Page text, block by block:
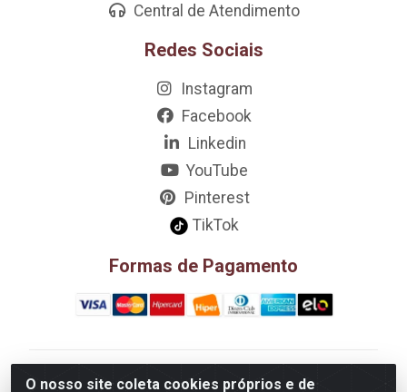
O nosso site coleta cookies próprios e de
Central de Atendimento
Redes Sociais
Instagram
Facebook
Linkedin
YouTube
Pinterest
TikTok
Formas de Pagamento
D&A Decoração e Ambientação LTDA - Rua Riachão,